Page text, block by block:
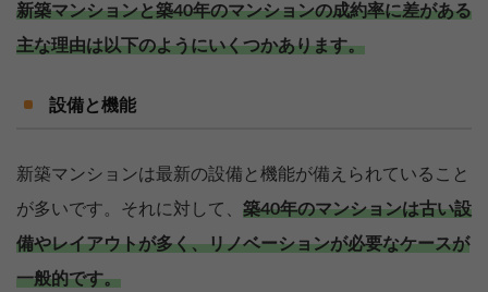
新築マンションと築40年のマンションの成約率に差がある
主な理由は以下のようにいくつかあります。
設備と機能
新築マンションは最新の設備と機能が備えられていること
が多いです。それに対して、 築40年のマンションは古い設
備やレイアウトが多く、リノベーションが必要なケースが
一般的です。